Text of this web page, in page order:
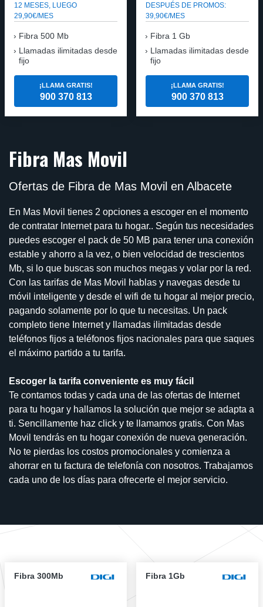
12 MESES, LUEGO
29,90€/MES
Fibra 500 Mb
Llamadas ilimitadas desde
fijo
¡LLAMA GRATIS!
900 370 813
DESPUÉS DE PROMOS:
39,90€/MES
Fibra 1 Gb
Llamadas ilimitadas desde
fijo
¡LLAMA GRATIS!
900 370 813
Fibra Mas Movil
Ofertas de Fibra de Mas Movil en Albacete
En Mas Movil tienes 2 opciones a escoger en el momento
de contratar Internet para tu hogar.. Según tus necesidades
puedes escoger el pack de 50 MB para tener una conexión
estable y ahorro a la vez, o bien velocidad de trescientos
Mb, si lo que buscas son muchos megas y volar por la red.
Con las tarifas de Mas Movil hablas y navegas desde tu
móvil inteligente y desde el wifi de tu hogar al mejor precio,
pagando solamente por lo que tu necesitas. Un pack
completo tiene Internet y llamadas ilimitadas desde
teléfonos fijos a teléfonos fijos nacionales para que saques
el máximo partido a tu tarifa.
Escoger la tarifa conveniente es muy fácil
Te contamos todas y cada una de las ofertas de Internet
para tu hogar y hallamos la solución que mejor se adapta a
ti. Sencillamente haz click y te llamamos gratis. Con Mas
Movil tendrás en tu hogar conexión de nueva generación.
No te pierdas los costos promocionales y comienza a
ahorrar en tu factura de telefonía con nosotros. Trabajamos
cada uno de los días para ofrecerte el mejor servicio.
Fibra 300Mb Fibra 1Gb